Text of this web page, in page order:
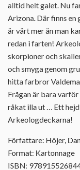
alltid helt galet. Nu
Arizona. Där finns en
är värt mer än man
redan i farten!
skorpioner och
och smyga genom
hitta farbror
Frågan är bara
råkat illa ut … Ett
Arkeologdeckarna!
Författare: Höjer,
Format: Kartonnage
ISBN: